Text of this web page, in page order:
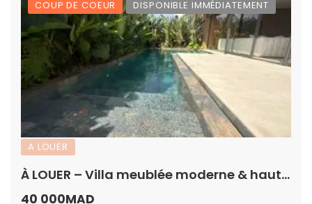
COUP DE COEUR DISPONIBLE IMMÉDIATEMENT
A LOUER
À LOUER – Villa meublée moderne & haut standing – Résidence sécurisée à Dar Bouazza
40 000MAD